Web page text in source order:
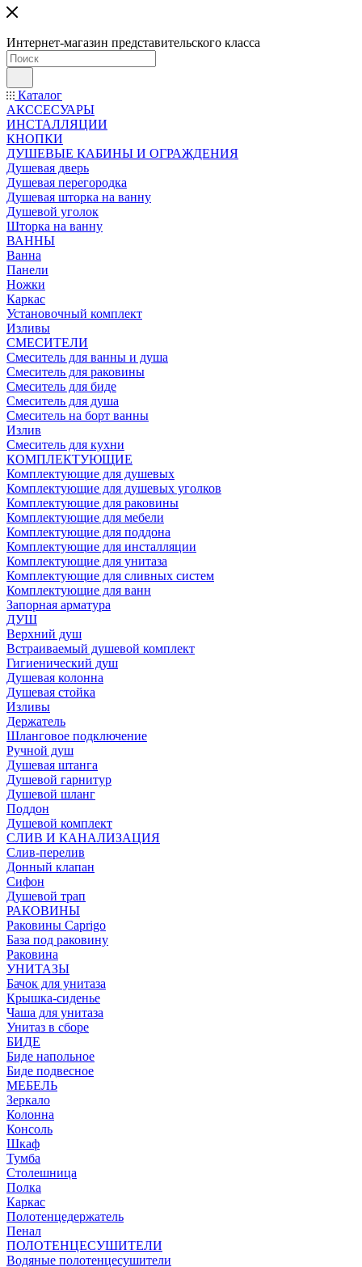
Интернет-магазин представительского класса
Каталог
АКССЕСУАРЫ
ИНСТАЛЛЯЦИИ
КНОПКИ
ДУШЕВЫЕ КАБИНЫ И ОГРАЖДЕНИЯ
Душевая дверь
Душевая перегородка
Душевая шторка на ванну
Душевой уголок
Шторка на ванну
ВАННЫ
Ванна
Панели
Ножки
Каркас
Установочный комплект
Изливы
СМЕСИТЕЛИ
Смеситель для ванны и душа
Смеситель для раковины
Смеситель для биде
Смеситель для душа
Смеситель на борт ванны
Излив
Смеситель для кухни
КОМПЛЕКТУЮЩИЕ
Комплектующие для душевых
Комплектующие для душевых уголков
Комплектующие для раковины
Комплектующие для мебели
Комплектующие для поддона
Комплектующие для инсталляции
Комплектующие для унитаза
Комплектующие для сливных систем
Комплектующие для ванн
Запорная арматура
ДУШ
Верхний душ
Встраиваемый душевой комплект
Гигиенический душ
Душевая колонна
Душевая стойка
Изливы
Держатель
Шланговое подключение
Ручной душ
Душевая штанга
Душевой гарнитур
Душевой шланг
Поддон
Душевой комплект
СЛИВ И КАНАЛИЗАЦИЯ
Слив-перелив
Донный клапан
Сифон
Душевой трап
РАКОВИНЫ
Раковины Caprigo
База под раковину
Раковина
УНИТАЗЫ
Бачок для унитаза
Крышка-сиденье
Чаша для унитаза
Унитаз в сборе
БИДЕ
Биде напольное
Биде подвесное
МЕБЕЛЬ
Зеркало
Колонна
Консоль
Шкаф
Тумба
Столешница
Полка
Каркас
Полотенцедержатель
Пенал
ПОЛОТЕНЦЕСУШИТЕЛИ
Водяные полотенцесушители